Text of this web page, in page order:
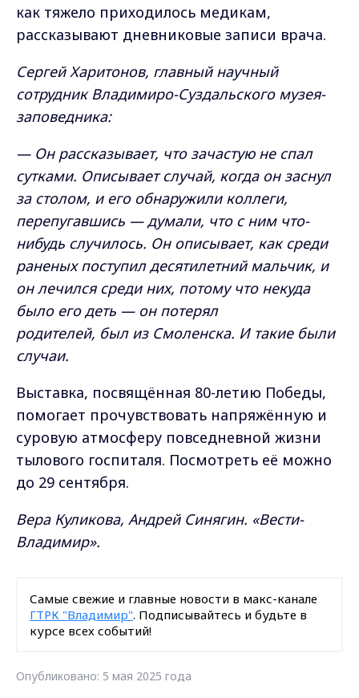
как тяжело приходилось медикам,
рассказывают дневниковые записи врача.
Сергей Харитонов, главный научный
сотрудник Владимиро-Суздальского музея-
заповедника:
— Он рассказывает, что зачастую не спал
сутками. Описывает случай, когда он заснул
за столом, и его обнаружили коллеги,
перепугавшись — думали, что с ним что-
нибудь случилось. Он описывает, как среди
раненых поступил десятилетний мальчик, и
он лечился среди них, потому что некуда
было его деть — он потерял
родителей, был из Смоленска. И такие были
случаи.
Выставка, посвящённая 80-летию Победы,
помогает прочувствовать напряжённую и
суровую атмосферу повседневной жизни
тылового госпиталя. Посмотреть её можно
до 29 сентября.
Вера Куликова, Андрей Синягин. «Вести-
Владимир».
Самые свежие и главные новости в макс-канале
ГТРК "Владимир". Подписывайтесь и будьте в
курсе всех событий!
Опубликовано: 5 мая 2025 года